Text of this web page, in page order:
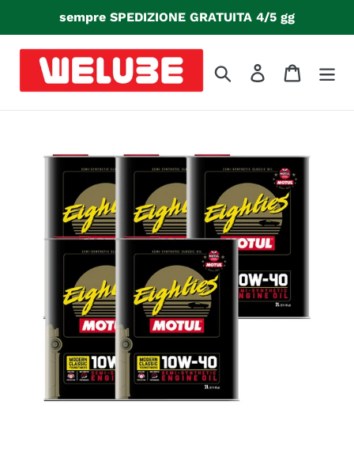
direttamente
contenuti
sempre SPEDIZIONE GRATUITA 4/5 gg
Cerca Accedi Carrello